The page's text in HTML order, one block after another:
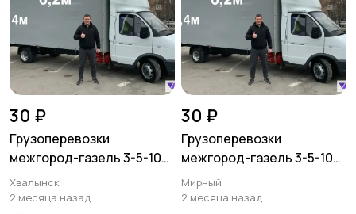
30 ₽
Грузоперевозки
межгород-газель 3-5-10
тонн
Хвалынск
2 месяца назад
30 ₽
Грузоперевозки
межгород-газель 3-5-10
тонн
Мирный
2 месяца назад